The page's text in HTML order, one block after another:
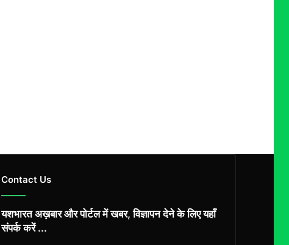
Contact Us
यशभारत अख़बार और पोर्टल में खबर, विज्ञापन देने के लिए यहाँ
संपर्क करें ...